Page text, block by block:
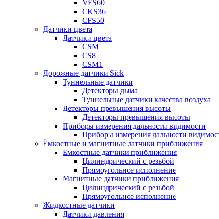
VFS60
CKS36
CFS50
Датчики цвета
Датчики цвета
CSM
CS8
CSM1
Дорожные датчики Sick
Туннельные датчики
Детекторы дыма
Туннельные датчики качества воздуха
Детекторы превышения высоты
Детекторы превышения высоты
Приборы измерения дальности видимости
Приборы измерения дальности
Ёмкостные и магнитные датчики приближения
Емкостные датчики приближения
Цилиндрический с резьбой
Прямоугольное исполнение
Магнитные датчики приближения
Цилиндрический с резьбой
Прямоугольное исполнение
Жидкостные датчики
Датчики давления